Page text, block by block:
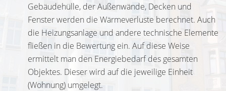
Gebäudehülle, der Außenwände, Decken und
Fenster werden die Wärmeverluste berechnet. Auch
die Heizungsanlage und andere technische Elemente
fließen in die Bewertung ein. Auf diese Weise
ermittelt man den Energiebedarf des gesamten
Objektes. Dieser wird auf die jeweilige Einheit
(Wohnung) umgelegt.